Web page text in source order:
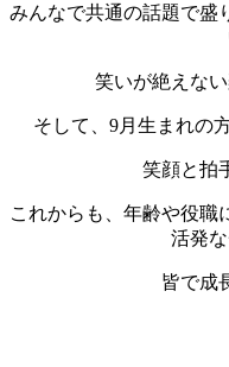
みんなで共通の話題で盛
笑いが絶えな
そして、9月生まれの
笑顔と拍
これからも、年齢や役職
活発な
皆で成